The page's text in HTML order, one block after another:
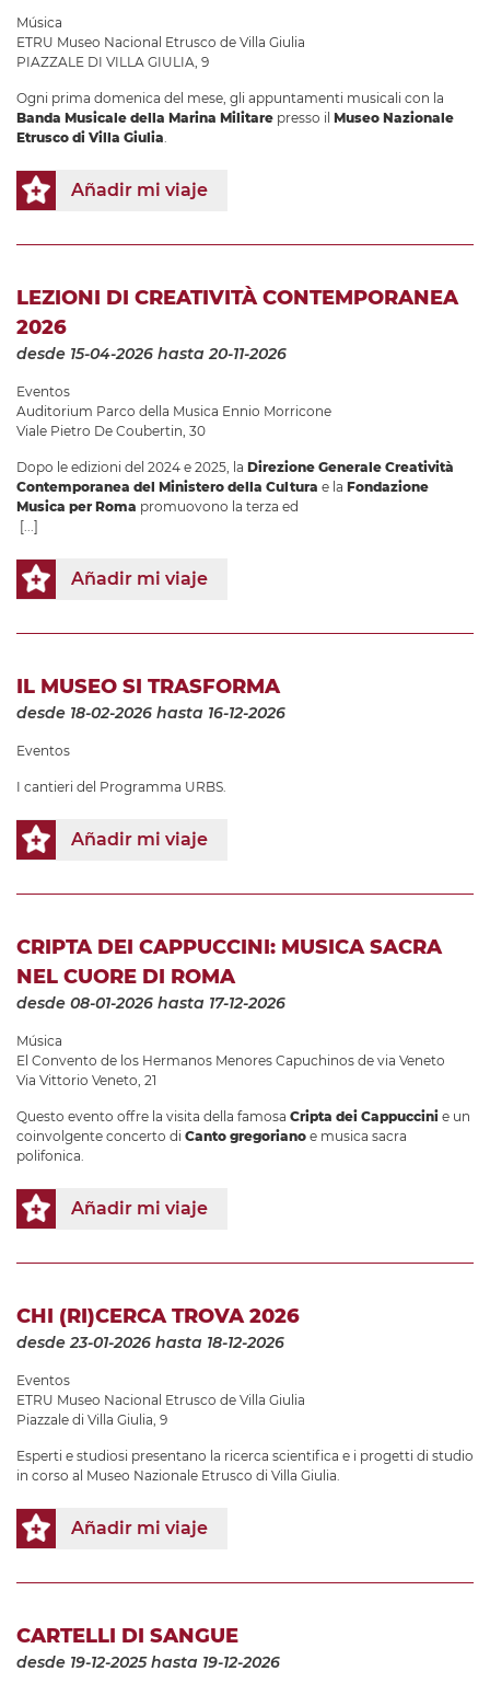
Música
ETRU Museo Nacional Etrusco de Villa Giulia
PIAZZALE DI VILLA GIULIA, 9
Ogni prima domenica del mese, gli appuntamenti musicali con la
Banda Musicale della Marina Militare presso il Museo Nazionale
Etrusco di Villa Giulia.
Añadir mi viaje
LEZIONI DI CREATIVITÀ CONTEMPORANEA
2026
desde 15-04-2026 hasta 20-11-2026
Eventos
Auditorium Parco della Musica Ennio Morricone
Viale Pietro De Coubertin, 30
Dopo le edizioni del 2024 e 2025, la Direzione Generale Creatività
Contemporanea del Ministero della Cultura e la Fondazione
Musica per Roma promuovono la terza ed
[...]
Añadir mi viaje
IL MUSEO SI TRASFORMA
desde 18-02-2026 hasta 16-12-2026
Eventos
I cantieri del Programma URBS.
Añadir mi viaje
CRIPTA DEI CAPPUCCINI: MUSICA SACRA
NEL CUORE DI ROMA
desde 08-01-2026 hasta 17-12-2026
Música
El Convento de los Hermanos Menores Capuchinos de via Veneto
Via Vittorio Veneto, 21
Questo evento offre la visita della famosa Cripta dei Cappuccini e un
coinvolgente concerto di Canto gregoriano e musica sacra
polifonica.
Añadir mi viaje
CHI (RI)CERCA TROVA 2026
desde 23-01-2026 hasta 18-12-2026
Eventos
ETRU Museo Nacional Etrusco de Villa Giulia
Piazzale di Villa Giulia, 9
Esperti e studiosi presentano la ricerca scientifica e i progetti di studio
in corso al Museo Nazionale Etrusco di Villa Giulia.
Añadir mi viaje
CARTELLI DI SANGUE
desde 19-12-2025hasta 19-12-2026